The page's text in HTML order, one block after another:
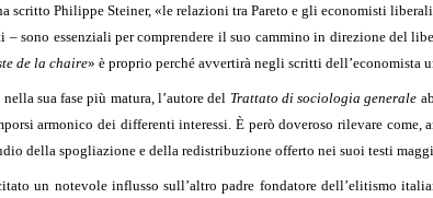
scritto Philippe Steiner, «le relazioni tra Pareto e gli economisti
– sono essenziali per comprendere il suo cammino in direzione del
de la chaire» è proprio perché avvertirà negli scritti dell’economista
sua fase più matura, l’autore del Trattato di sociologia generale
armonico dei differenti interessi. È però doveroso rilevare
della spogliazione e della redistribuzione offerto nei suoi testi
un notevole influsso sull’altro padre fondatore dell’elitismo